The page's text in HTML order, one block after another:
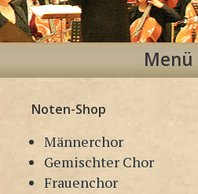
Menü
Inhalt
springen
Noten-Shop
Männerchor
Gemischter Chor
Frauenchor